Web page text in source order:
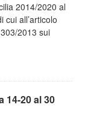
2014/2020 al
all’articolo
2013 sui
14-20 al 30